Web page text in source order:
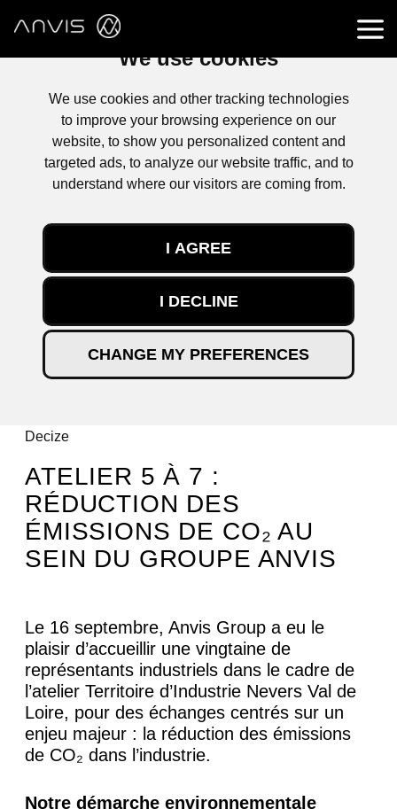
We use cookies
We use cookies and other tracking technologies
to improve your browsing experience on our
website, to show you personalized content and
targeted ads, to analyze our website traffic, and to
understand where our visitors are coming from.
I AGREE
I DECLINE
CHANGE MY PREFERENCES
Decize
ATELIER 5 À 7 :
RÉDUCTION DES
ÉMISSIONS DE CO₂ AU
SEIN DU GROUPE ANVIS
Le 16 septembre, Anvis Group a eu le
plaisir d’accueillir une vingtaine de
représentants industriels dans le cadre de
l’atelier Territoire d’Industrie Nevers Val de
Loire, pour des échanges centrés sur un
enjeu majeur : la réduction des émissions
de CO₂ dans l’industrie.
Notre démarche environnementale